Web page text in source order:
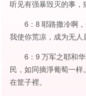
听见有强暴毁灭的事，
6：8 耶路撒冷啊
我使你荒凉，成为无人
6：9 万军之耶和
民，如同摘淨葡萄一
在筐子裡。